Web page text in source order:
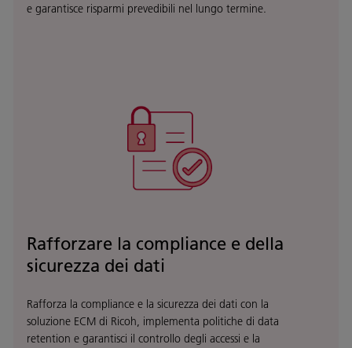
e garantisce risparmi prevedibili nel lungo termine.
Rafforzare la compliance e della
sicurezza dei dati
Rafforza la compliance e la sicurezza dei dati con la
soluzione ECM di Ricoh, implementa politiche di data
retention e garantisci il controllo degli accessi e la